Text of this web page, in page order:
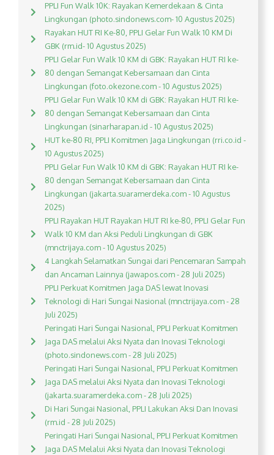
PPLI Fun Walk 10K: Rayakan Kemerdekaan & Cinta
Lingkungan (photo.sindonews.com- 10 Agustus 2025)
Rayakan HUT RI Ke-80, PPLI Gelar Fun Walk 10 KM Di
GBK (rm.id- 10 Agustus 2025)
PPLI Gelar Fun Walk 10 KM di GBK: Rayakan HUT RI ke-
80 dengan Semangat Kebersamaan dan Cinta
Lingkungan (foto.okezone.com - 10 Agustus 2025)
PPLI Gelar Fun Walk 10 KM di GBK: Rayakan HUT RI ke-
80 dengan Semangat Kebersamaan dan Cinta
Lingkungan (sinarharapan.id - 10 Agustus 2025)
HUT ke-80 RI, PPLI Komitmen Jaga Lingkungan (rri.co.id -
10 Agustus 2025)
PPLI Gelar Fun Walk 10 KM di GBK: Rayakan HUT RI ke-
80 dengan Semangat Kebersamaan dan Cinta
Lingkungan (jakarta.suaramerdeka.com - 10 Agustus
2025)
PPLI Rayakan HUT Rayakan HUT RI ke-80, PPLI Gelar Fun
Walk 10 KM dan Aksi Peduli Lingkungan di GBK
(mnctrijaya.com - 10 Agustus 2025)
4 Langkah Selamatkan Sungai dari Pencemaran Sampah
dan Ancaman Lainnya (jawapos.com - 28 Juli 2025)
PPLI Perkuat Komitmen Jaga DAS lewat Inovasi
Teknologi di Hari Sungai Nasional (mnctrijaya.com - 28
Juli 2025)
Peringati Hari Sungai Nasional, PPLI Perkuat Komitmen
Jaga DAS melalui Aksi Nyata dan Inovasi Teknologi
(photo.sindonews.com - 28 Juli 2025)
Peringati Hari Sungai Nasional, PPLI Perkuat Komitmen
Jaga DAS melalui Aksi Nyata dan Inovasi Teknologi
(jakarta.suaramerdeka.com - 28 Juli 2025)
Di Hari Sungai Nasional, PPLI Lakukan Aksi Dan Inovasi
(rm.id - 28 Juli 2025)
Peringati Hari Sungai Nasional, PPLI Perkuat Komitmen
Jaga DAS Melalui Aksi Nyata dan Inovasi Teknologi